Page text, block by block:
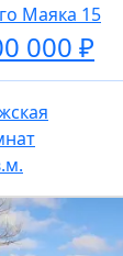
Маяка 15
000 ₽